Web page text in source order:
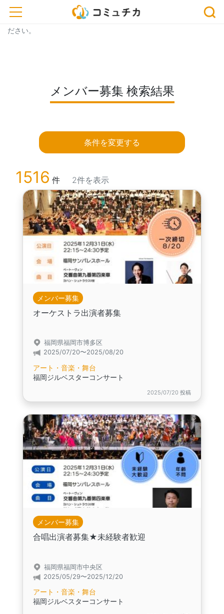
toggle navigation
※開催予定のイベントが中止・延期になっている場合がございま
す。おでかけ、またはお申込みの際は、事前に主催者にご確認く
ださい。
メンバー募集 検索結果
条件を変更する
1516 件 2件を表示
メンバー募集
オーケストラ出演者募集
福岡県福岡市博多区
2025/07/20〜2025/08/20
アート・音楽・舞台
福岡ジルベスターコンサート
2025/07/20 投稿
メンバー募集
合唱出演者募集★未経験者歓迎
福岡県福岡市中央区
2025/05/29〜2025/12/20
アート・音楽・舞台
福岡ジルベスターコンサート